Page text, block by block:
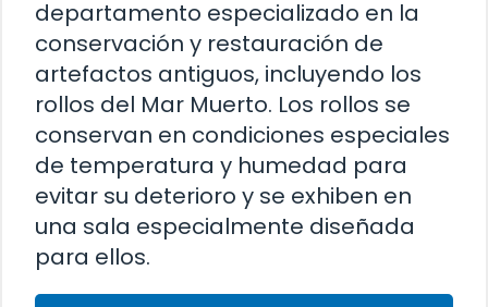
departamento especializado en la
conservación y restauración de
artefactos antiguos, incluyendo los
rollos del Mar Muerto. Los rollos se
conservan en condiciones especiales
de temperatura y humedad para
evitar su deterioro y se exhiben en
una sala especialmente diseñada
para ellos.